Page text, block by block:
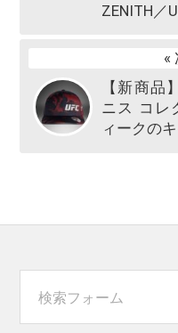
ZENITH／
«
【新商品
ニス コレ
ィークの